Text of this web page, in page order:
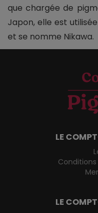
que chargée de
Japon, elle est
et se nomme Nikawa.
LE
LE